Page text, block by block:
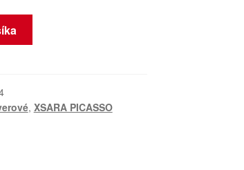
, XSARA PICASSO